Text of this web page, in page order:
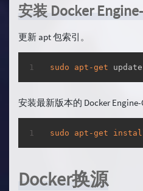
安装 Docker
更新 apt 包索引。
sudo apt-get update
安装最新版本的 Docker
sudo apt-get
Docker换源